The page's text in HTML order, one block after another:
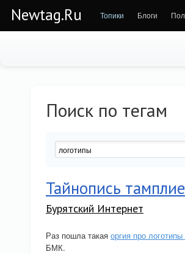
Newtag.Ru Топики Блоги
Поиск по тегам
Тайнопись
Бурятский Интернет
Раз пошла такая оргия про логотипы
БМК.